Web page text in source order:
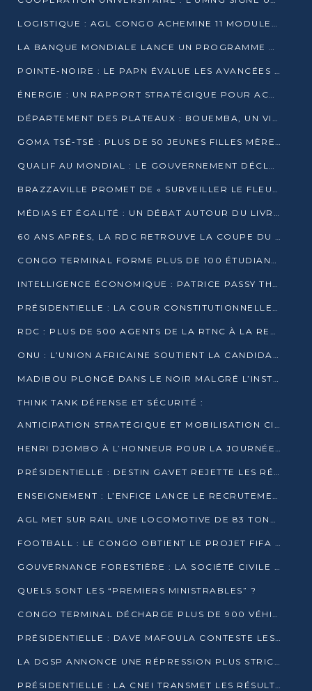
LOGISTIQUE : AGL CONGO ACHEMINE 11 MODULES GÉANTS JUSQU’À BRAZZAVILLE
LA BANQUE MONDIALE LANCE UN PROGRAMME DE 394 MILLIONS DE DOLLARS POUR LE BASSIN DU CONGO
POINTE-NOIRE : LE PAPN ÉVALUE LES AVANCÉES DU MÔLE EST
ÉNERGIE : UN RAPPORT STRATÉGIQUE POUR ACCÉLÉRER LA TRANSITION AU CONGO
DÉPARTEMENT DES PLATEAUX : BOUEMBA, UN VIVIER ÉCONOMIQUE PRÊT À EXPLOSER
GOMA TSÉ-TSÉ : PLUS DE 50 JEUNES FILLES MÈRES SENSIBILISÉES À LA SANTÉ SEXUELLE
QUALIF AU MONDIAL : LE GOUVERNEMENT DÉCLARE LA JOURNÉE DU 1ER AVRIL 2026 CHÔMÉE ET PAYÉE
BRAZZAVILLE PROMET DE « SURVEILLER LE FLEUVE » APRÈS LA QUALIFICATION DE LA RDC AU MONDIAL
MÉDIAS ET ÉGALITÉ : UN DÉBAT AUTOUR DU LIVRE « CES FEMMES QUI REPRENNENT LE POUVOIR SUR LEUR VIE »
60 ANS APRÈS, LA RDC RETROUVE LA COUPE DU MONDE
CONGO TERMINAL FORME PLUS DE 100 ÉTUDIANTS AUX TECHNIQUES D’EMBAUCHE
INTELLIGENCE ÉCONOMIQUE : PATRICE PASSY THÉORISE UNE STRATÉGIE ADAPTÉE AUX CONTEXTES FRAGMENTÉS
PRÉSIDENTIELLE : LA COUR CONSTITUTIONNELLE CONFIRME LA VICTOIRE DE SASSOU NGUESSO AVEC 94,90 % DES SUFFRAGES
RDC : PLUS DE 500 AGENTS DE LA RTNC À LA RETRAITE, UNE PAGE SE TOURNE
ONU : L’UNION AFRICAINE SOUTIENT LA CANDIDATURE DE MACKY SALL
MADIBOU PLONGÉ DANS LE NOIR MALGRÉ L’INSTALLATION D’UN NOUVEAU TRANSFORMATEUR
THINK TANK DÉFENSE ET SÉCURITÉ :
ANTICIPATION STRATÉGIQUE ET MOBILISATION CITOYENNE POUR NOTRE SOUVERAINETÉ NATIONALE
HENRI DJOMBO À L’HONNEUR POUR LA JOURNÉE MONDIALE DU THÉÂTRE
PRÉSIDENTIELLE : DESTIN GAVET REJETTE LES RÉSULTATS ET APPELLE À UN DIALOGUE NATIONAL
ENSEIGNEMENT : L’ENFICE LANCE LE RECRUTEMENT DE SA PREMIÈRE PROMOTION DE PROFESSEURS DES ÉCOLES
AGL MET SUR RAIL UNE LOCOMOTIVE DE 83 TONNES À POINTE-NOIRE
FOOTBALL : LE CONGO OBTIENT LE PROJET FIFA ARENA POUR SES 15 DÉPARTEMENTS
GOUVERNANCE FORESTIÈRE : LA SOCIÉTÉ CIVILE CONGOLAISE AFFICHE SES PRIORITÉS POUR 2026
QUELS SONT LES “PREMIERS MINISTRABLES” ?
CONGO TERMINAL DÉCHARGE PLUS DE 900 VÉHICULES EN QUELQUES HEURES
PRÉSIDENTIELLE : DAVE MAFOULA CONTESTE LES RÉSULTATS PROVISOIRES
LA DGSP ANNONCE UNE RÉPRESSION PLUS STRICTE CONTRE LES MOTO-TAXIS
PRÉSIDENTIELLE : LA CNEI TRANSMET LES RÉSULTATS PROVISOIRES À LA COUR CONSTITUTIONNELLE